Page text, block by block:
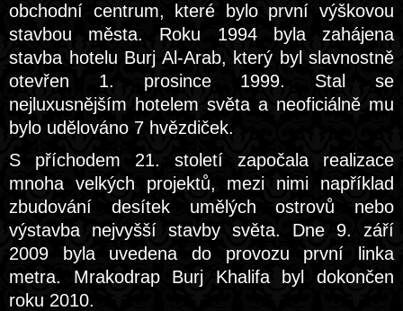
obchodní centrum, které bylo první výškovou
stavbou města. Roku 1994 byla zahájena
stavba hotelu Burj Al-Arab, který byl slavnostně
otevřen 1. prosince 1999. Stal se
nejluxusnějším hotelem světa a neoficiálně mu
bylo udělováno 7 hvězdiček.
S příchodem 21. století započala realizace
mnoha velkých projektů, mezi nimi například
zbudování desítek umělých ostrovů nebo
výstavba nejvyšší stavby světa. Dne 9. září
2009 byla uvedena do provozu první linka
metra. Mrakodrap Burj Khalifa byl dokončen
roku 2010.